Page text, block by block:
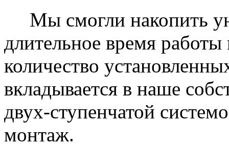
Мы смогли накопить
длительное время
количество
вкладывается в наше
двух-ступенчатой
монтаж.